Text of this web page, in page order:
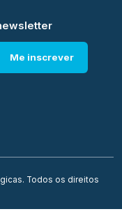
Me inscrever
Todos os direitos